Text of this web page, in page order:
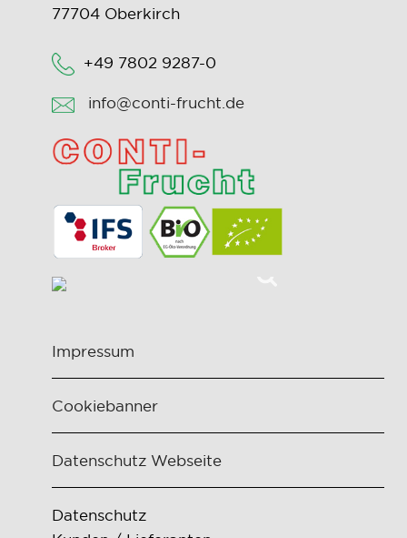
77704 Oberkirch
+49 7802 9287-0
info@conti-frucht.de
Impressum
Cookiebanner
Datenschutz Webseite
Datenschutz